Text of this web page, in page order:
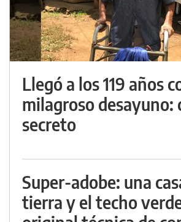
Llegó a los 119 años
milagroso desayuno:
secreto
Super-adobe: una
tierra y el techo